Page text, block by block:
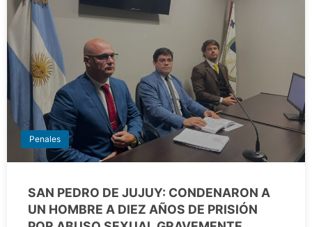
Penales
SAN PEDRO DE JUJUY: CONDENARON A
UN HOMBRE A DIEZ AÑOS DE PRISIÓN